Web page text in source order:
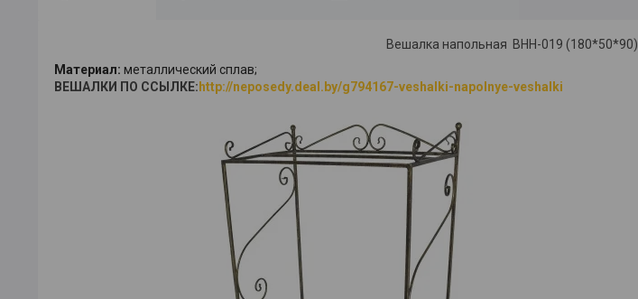
Вешалка напольная ВНН-019 (180*50*90)
Материал: металлический сплав;
ВЕШАЛКИ ПО ССЫЛКЕ: http://neposedy.deal.by/g794167-veshalki-napolnye-veshalki